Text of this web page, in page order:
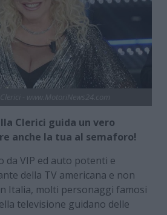
Clerici guida un vero
anche la tua al semaforo!
da VIP ed auto potenti e
della TV americana e non
Italia, molti personaggi famosi
televisione guidano delle